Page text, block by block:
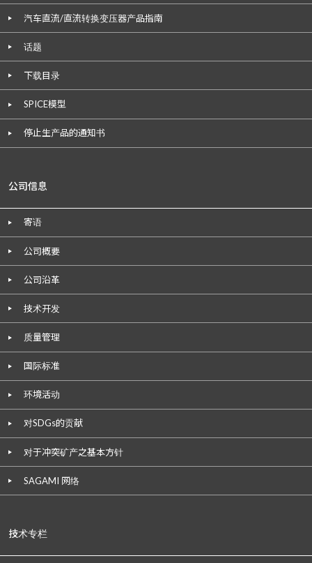
汽车直流/直流转换变压器产品指南
话题
下载目录
SPICE模型
停止生产品的通知书
公司信息
寄语
公司概要
公司沿革
技术开发
质量管理
国际标准
环境活动
对SDGs的贡献
对于冲突矿产之基本方针
SAGAMI 网络
技术专栏